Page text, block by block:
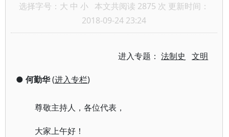
选择字号： 大 中 小 本文共阅读 2875 次 更新时间：
2018-09-24 23:24
进入专题：法制史 文明
● 何勤华(进入专栏)
尊敬主持人，各位代表，
大家上午好！